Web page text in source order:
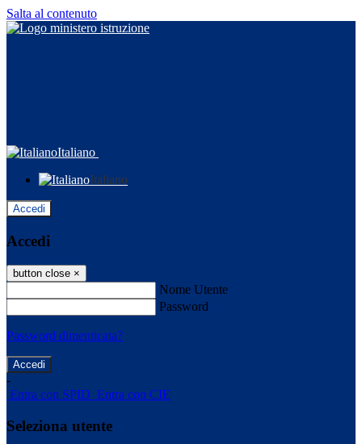
Salta al contenuto
Italiano
Italiano
Accedi
Accedi
button close ×
Nome Utente
Password
Password dimenticata?
-
Entra con SPID Entra con CIE
Seleziona utente